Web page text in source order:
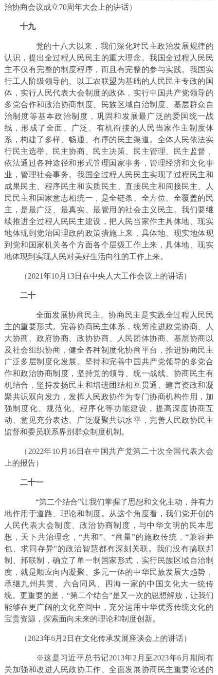
治协商会议成立70周年大会上的讲话）
十九
党的十八大以来，我们深化对民主政治发展规律的
认识，提出全过程人民民主的重大理念。我国全过程人民民
主不仅有完整的制度程序，而且有完整的参与实践。我国实
行工人阶级领导的、以工农联盟为基础的人民民主专政的国
体，实行人民代表大会制度的政体，实行中国共产党领导的
多党合作和政治协商制度、民族区域自治制度、基层群众自
治制度等基本政治制度，巩固和发展最广泛的爱国统一战
线，形成了全面、广泛、有机衔接的人民当家作主制度体
系，构建了多样、畅通、有序的民主渠道。全体人民依法实
行民主选举、民主协商、民主决策、民主管理、民主监督，
依法通过各种途径和形式管理国家事务，管理经济和文化事
业，管理社会事务。我国全过程人民民主实现了过程民主和
成果民主、程序民主和实质民主、直接民主和间接民主、人
民民主和国家意志相统一，是全链条、全方位、全覆盖的民
主，是最广泛、最真实、最管用的社会主义民主。我们要继
续推进全过程人民民主建设，把人民当家作主具体地、现实
地体现到党治国理政的政策措施上来，具体地、现实地体现
到党和国家机关各个方面各个层级工作上来，具体地、现实
地体现到实现人民对美好生活向往的工作上来。
（2021年10月13日在中央人大工作会议上的讲话）
二十
全面发展协商民主。协商民主是实践全过程人民民
主的重要形式。完善协商民主体系，统筹推进政党协商、人
大协商、政府协商、政协协商、人民团体协商、基层协商以
及社会组织协商，健全各种制度化协商平台，推进协商民主
广泛多层制度化发展。坚持和完善中国共产党领导的多党合
作和政治协商制度，坚持党的领导、统一战线、协商民主有
机结合，坚持发扬民主和增进团结相互贯通、建言资政和凝
聚共识双向发力，发挥人民政协作为专门协商机构作用，加
强制度化、规范化、程序化等功能建设，提高深度协商互
动、意见充分表达、广泛凝聚共识水平，完善人民政协民主
监督和委员联系界别群众制度机制。
（2022年10月16日在中国共产党第二十次全国代表大会
上的报告）
二十一
“第二个结合”让我们掌握了思想和文化主动，并有力
地作用于道路、理论和制度。从这个角度看，我们党开创的
人民代表大会制度、政治协商制度，与中华文明的民本思
想，天下共治理念，“共和”、“商量”的施政传统，“兼容并
包、求同存异”的政治智慧都有深刻关联。我们没有搞联邦
制、邦联制，确立了单一制国家形式，实行民族区域自治制
度，就是顺应向内凝聚、多元一体的中华民族发展大趋势，
承继九州共贯、六合同风、四海一家的中国文化大一统传
统。更重要的是，“第二个结合”是又一次的思想解放，让我们
能够在更广阔的文化空间中，充分运用中华优秀传统文化的
宝贵资源，探索面向未来的理论和制度创新。
（2023年6月2日在文化传承发展座谈会上的讲话）
※这是习近平总书记2013年2月至2023年6月期间有
关加强和改进人民政协工作、全面发展协商民主重要论述的